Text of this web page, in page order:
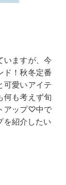
いますが、今
ド！秋冬定番
可愛いアイテ
何も考えず旬
アップ♡中で
を紹介したい